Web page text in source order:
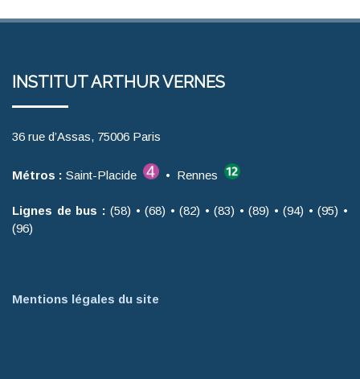
INSTITUT ARTHUR VERNES
36 rue d’Assas, 75006 Paris
Métros : Saint-Placide • Rennes
Lignes de bus : (58) • (68) • (82) • (83) • (89) • (94) • (95) •
(96)
Mentions légales du site